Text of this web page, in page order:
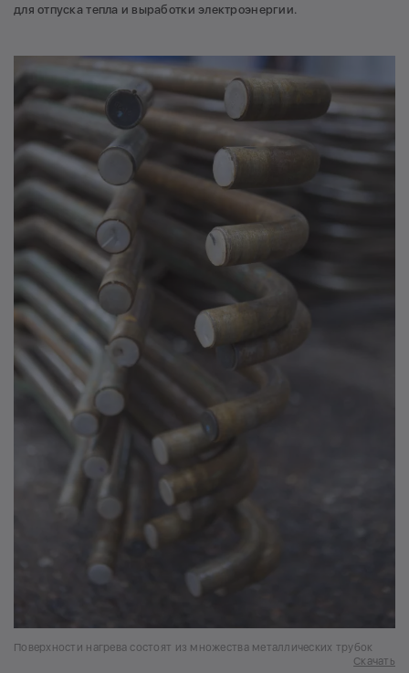
для отпуска тепла и выработки электроэнергии.
Поверхности нагрева состоят из множества металлических трубок
Скачать